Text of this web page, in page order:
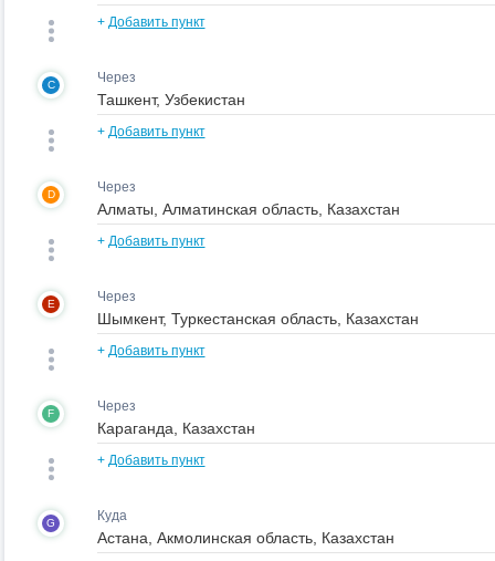
+ Добавить пункт
C Через
+ Добавить пункт
D Через
+ Добавить пункт
E Через
+ Добавить пункт
F Через
+ Добавить пункт
G Куда